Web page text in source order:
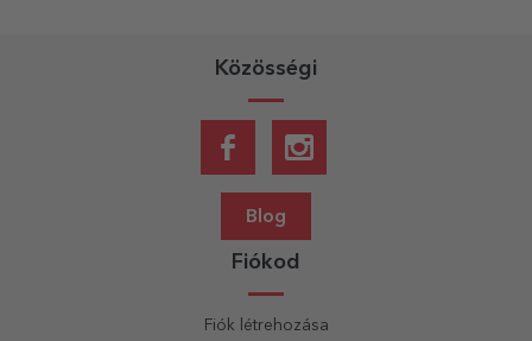
Közösségi
Blog
Fiókod
Fiók létrehozása